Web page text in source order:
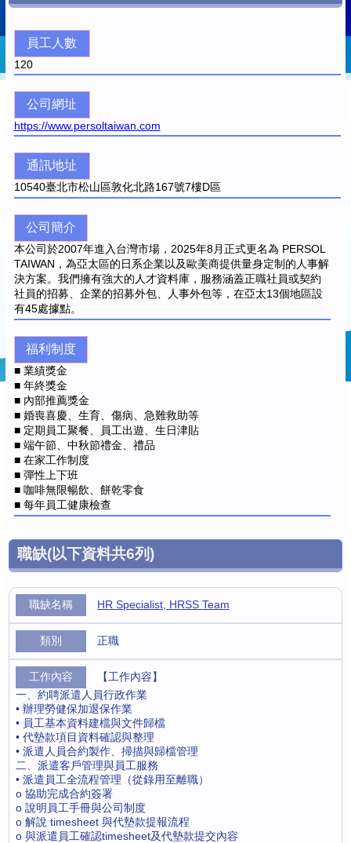
員工人數
120
公司網址
https://www.persoltaiwan.com
通訊地址
10540臺北市松山區敦化北路167號7樓D區
公司簡介
本公司於2007年進入台灣市場，2025年8月正式更名為 PERSOL
TAIWAN，為亞太區的日系企業以及歐美商提供量身定制的人事解
決方案。我們擁有強大的人才資料庫，服務涵蓋正職社員或契約
社員的招募、企業的招募外包、人事外包等，在亞太13個地區設
有45處據點。
福利制度
■ 業績獎金
■ 年終獎金
■ 內部推薦獎金
■ 婚喪喜慶、生育、傷病、急難救助等
■ 定期員工聚餐、員工出遊、生日津貼
■ 端午節、中秋節禮金、禮品
■ 在家工作制度
■ 彈性上下班
■ 咖啡無限暢飲、餅乾零食
■ 每年員工健康檢查
職缺(以下資料共6列)
HR Specialist, HRSS Team
正職
【工作內容】
一、約聘派遣人員行政作業
• 辦理勞健保加退保作業
• 員工基本資料建檔與文件歸檔
• 代墊款項目資料確認與整理
• 派遣人員合約製作、掃描與歸檔管理
二、派遣客戶管理與員工服務
• 派遣員工全流程管理（從錄用至離職）
o 協助完成合約簽署
o 說明員工手冊與公司制度
o 解說 timesheet 與代墊款提報流程
o 與派遣員工確認timesheet及代墊款提交內容